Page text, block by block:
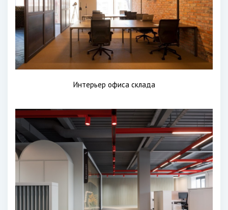
Интерьер офиса склада